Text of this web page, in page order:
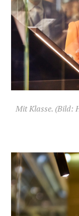
Mit Klasse. (Bild: